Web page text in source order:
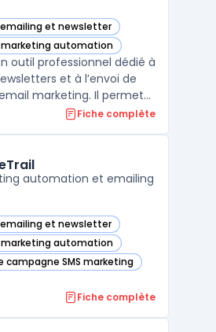
et newsletter
dans cette catégorie
marketing automation
dans cette catégorie
outil professionnel dédié à
et à l’envoi de
marketing. Il permet
de toutes tailles de
technique préalable. Le
Fiche complète
automation et emailing
et newsletter
dans cette catégorie
marketing automation
dans cette catégorie
campagne SMS marketing
dans cette catégorie
Fiche complète